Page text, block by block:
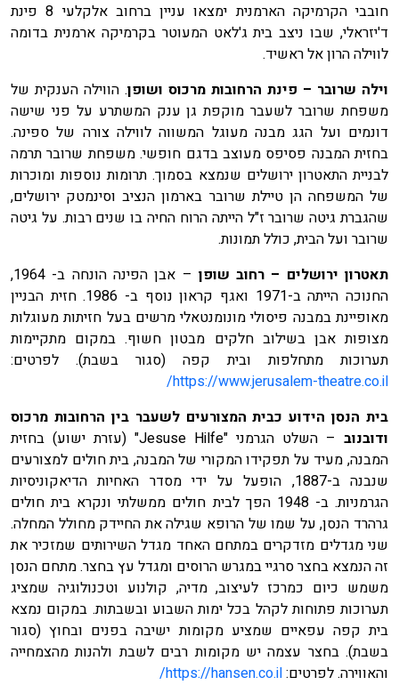
חובבי הקרמיקה הארמנית ימצאו עניין ברחוב אלקלעי 8 פינת
ד'יזראלי, שבו ניצב בית ג'לאט המעוטר בקרמיקה ארמנית בדומה
לווילה הרון אל ראשיד.
וילה שרובר – פינת הרחובות מרכוס ושופן. הווילה הענקית של
משפחת שרובר לשעבר מוקפת גן ענק המשתרע על פני שישה
דונמים ועל הגג מבנה מעוגל המשווה לווילה צורה של ספינה.
בחזית המבנה פסיפס מעוצב בדגם חופשי. משפחת שרובר תרמה
לבניית התאטרון ירושלים שנמצא בסמוך. תרומות נוספות ומוכרות
של המשפחה הן טיילת שרובר בארמון הנציב וסינמטק ירושלים,
שהגברת גיטה שרובר ז"ל הייתה הרוח החיה בו שנים רבות. על גיטה
שרובר ועל הבית, כולל תמונות.
תאטרון ירושלים – רחוב שופן
– אבן הפינה הונחה ב- 1964,
החנוכה הייתה ב-1971 ואגף קראון נוסף ב- 1986. חזית הבניין
מאופיינת במבנה פיסולי מונומנטאלי מרשים בעל חזיתות מעוגלות
מצופות אבן בשילוב חלקים מבטון חשוף. במקום מתקיימות
תערוכות מתחלפות ובית קפה (סגור בשבת). לפרטים:
https://www.jerusalem-theatre.co.il/
בית הנסן הידוע כבית המצורעים לשעבר בין הרחובות מרכוס
ודובנוב
– השלט הגרמני "Jesuse Hilfe" (עזרת ישוע) בחזית
המבנה, מעיד על תפקידו המקורי של המבנה, בית חולים למצורעים
שנבנה ב-1887, הופעל על ידי מסדר האחיות הדיאקוניסיות
הגרמניות. ב- 1948 הפך לבית חולים ממשלתי ונקרא בית חולים
גרהרד הנסן, על שמו של הרופא שגילה את החיידק מחולל המחלה.
שני מגדלים מזדקרים במתחם האחד מגדל השירותים שמזכיר את
זה הנמצא בחצר סרגיי במגרש הרוסים ומגדל עץ בחצר. מתחם הנסן
משמש כיום כמרכז לעיצוב, מדיה, קולנוע וטכנולוגיה שמציג
תערוכות פתוחות לקהל בכל ימות השבוע ובשבתות. במקום נמצא
בית קפה עפאיים שמציע מקומות ישיבה בפנים ובחוץ (סגור
בשבת). בחצר עצמה יש מקומות רבים לשבת ולהנות מהצמחייה
והאווירה. לפרטים:https://hansen.co.il/